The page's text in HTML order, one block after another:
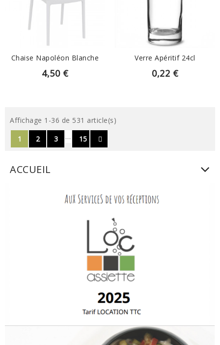
EN SAVOIR PLUS
Chaise Napoléon Blanche
4,50 €
EN SAVOIR PLUS
Verre Apéritif 24cl
0,22 €
Affichage 1-36 de 531 article(s)
1
2 3 … 15
ACCUEIL